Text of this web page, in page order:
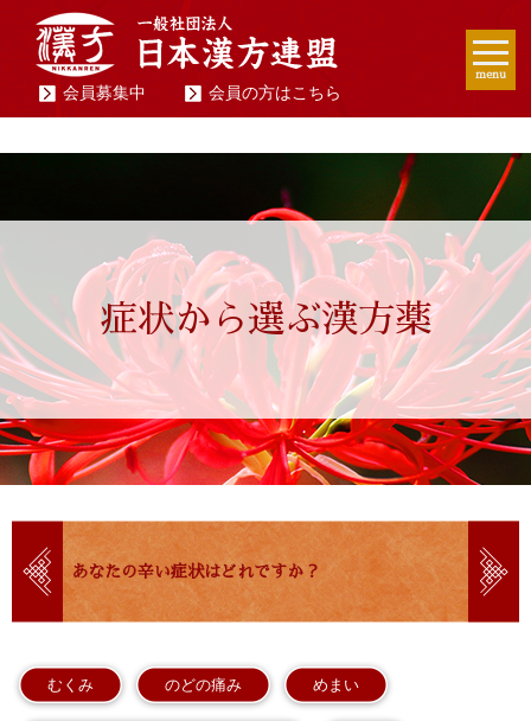
会員募集中 会員の方はこちら
menu
症状から選ぶ漢方薬
あなたの辛い症状はどれですか？
むくみ のどの痛み めまい